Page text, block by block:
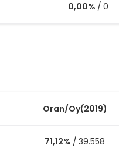
0,00% / 0
Oran/Oy(2019)
71,12% / 39.558